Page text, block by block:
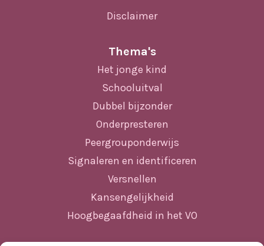
Disclaimer
Thema's
Het jonge kind
Schooluitval
Dubbel bijzonder
Onderpresteren
Peergrouponderwijs
Signaleren en identificeren
Versnellen
Kansengelijkheid
Hoogbegaafdheid in het VO